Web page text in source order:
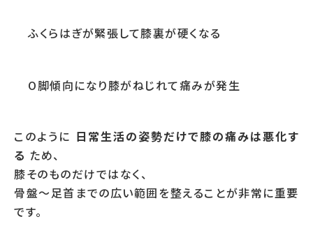
ふくらはぎが緊張して膝裏が硬くなる
O脚傾向になり膝がねじれて痛みが発生
このように 日常生活の姿勢だけで膝の痛みは悪化す
る ため、
膝そのものだけではなく、
骨盤〜足首までの広い範囲を整えることが非常に重要
です。